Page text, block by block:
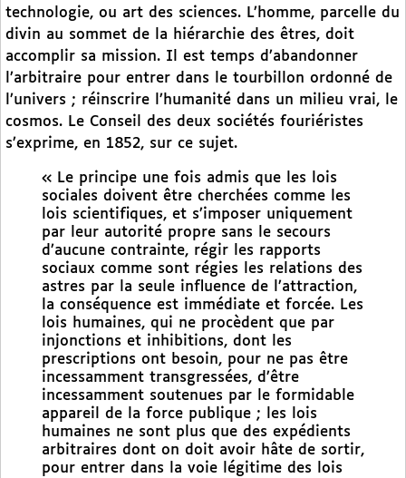
technologie, ou art des sciences. L’homme, parcelle du
divin au sommet de la hiérarchie des êtres, doit
accomplir sa mission. Il est temps d’abandonner
l’arbitraire pour entrer dans le tourbillon ordonné de
l’univers ; réinscrire l’humanité dans un milieu vrai, le
cosmos. Le Conseil des deux sociétés fouriéristes
s’exprime, en 1852, sur ce sujet.
« Le principe une fois admis que les lois
sociales doivent être cherchées comme les
lois scientifiques, et s’imposer uniquement
par leur autorité propre sans le secours
d’aucune contrainte, régir les rapports
sociaux comme sont régies les relations des
astres par la seule influence de l’attraction,
la conséquence est immédiate et forcée. Les
lois humaines, qui ne procèdent que par
injonctions et inhibitions, dont les
prescriptions ont besoin, pour ne pas être
incessamment transgressées, d’être
incessamment soutenues par le formidable
appareil de la force publique ; les lois
humaines ne sont plus que des expédients
arbitraires dont on doit avoir hâte de sortir,
pour entrer dans la voie légitime des lois